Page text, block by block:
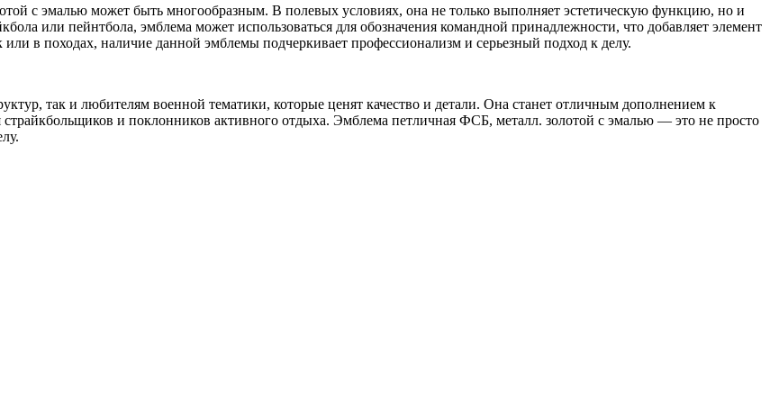
с эмалью может быть многообразным. В полевых условиях, она не только выполняет эстетическую функцию, но и
или пейнтбола, эмблема может использоваться для обозначения командной принадлежности, что добавляет элемент
в походах, наличие данной эмблемы подчеркивает профессионализм и серьезный подход к делу.
так и любителям военной тематики, которые ценят качество и детали. Она станет отличным дополнением к
и поклонников активного отдыха. Эмблема петличная ФСБ, металл. золотой с эмалью — это не просто